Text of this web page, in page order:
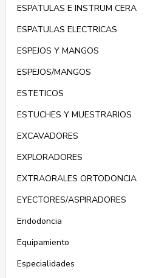
ESPATULAS E INSTRUM CERA
ESPATULAS ELECTRICAS
ESPEJOS Y MANGOS
ESPEJOS/MANGOS
ESTETICOS
ESTUCHES Y MUESTRARIOS
EXCAVADORES
EXPLORADORES
EXTRAORALES ORTODONCIA
EYECTORES/ASPIRADORES
Endodoncia
Equipamiento
Especialidades